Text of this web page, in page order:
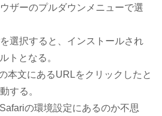
ザーのプルダウンメニューで選
選択すると、インストールされ
トとなる。
本文にあるURLをクリックしたと
する。
の環境設定にあるのか不思